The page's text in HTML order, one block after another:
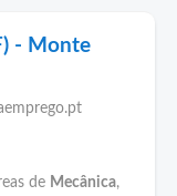
- Monte
de Mecânica,